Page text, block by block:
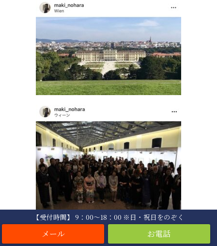
【受付時間】 9：00〜18：00 ※日・祝日をのぞく